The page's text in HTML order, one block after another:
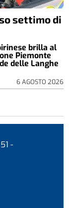
settimo di
brilla al
Piemonte
delle Langhe
6 AGOSTO 2026
-